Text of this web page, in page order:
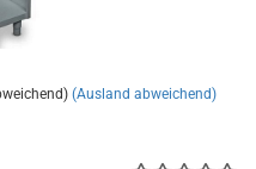
(Ausland abweichend)